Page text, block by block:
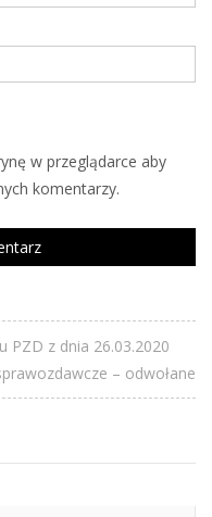
w przeglądarce aby
komentarzy.
PZD z dnia 26.03.2020
– odwołane